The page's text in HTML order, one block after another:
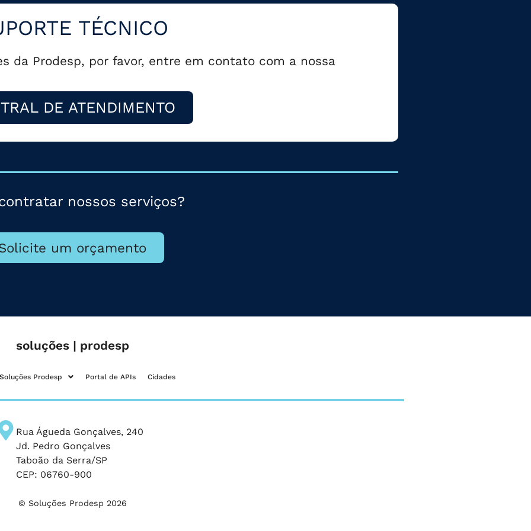
TÉCNICO
da Prodesp, por favor, entre em contato com a nossa
DE ATENDIMENTO
nossos serviços?
um orçamento
soluções | prodesp
Soluções Prodesp Portal de APIs Cidades
Rua Águeda Gonçalves, 240
Jd. Pedro Gonçalves
Taboão da Serra/SP
CEP: 06760-900
© Soluções Prodesp 2026